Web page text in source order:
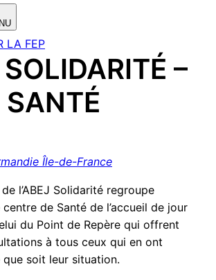
LA FEP
–
SANTÉ
Île-de-France
l’ABEJ Solidarité regroupe
de Santé de l’accueil de jour
du Point de Repère qui offrent
à tous ceux qui en ont
que soit leur situation.